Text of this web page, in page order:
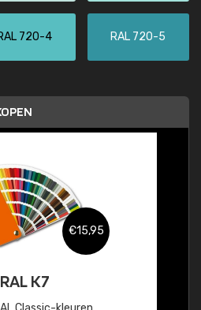
720-4 RAL 720-5
€15,95
RAL K7